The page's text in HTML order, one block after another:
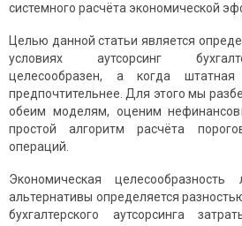
системного расчёта экономической
Целью данной статьи является
условиях аутсорсинг
целесообразен, а когда штатная
предпочтительнее. Для этого мы
обеим моделям, оценим
простой алгоритм расчёта
операций.
Экономическая целесообразность
альтернативы определяется
бухгалтерского аутсорсинга